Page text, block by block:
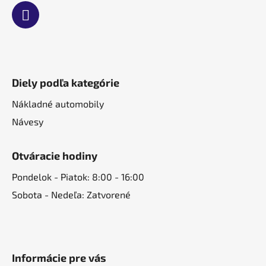
Diely podľa kategórie
Nákladné automobily
Návesy
Otváracie hodiny
Pondelok - Piatok: 8:00 - 16:00
Sobota - Nedeľa: Zatvorené
Informácie pre vás